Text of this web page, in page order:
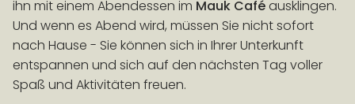
ihn mit einem Abendessen im Mauk Caféausklingen.
Und wenn es Abend wird, müssen Sie nicht sofort
nach Hause - Sie können sich in Ihrer Unterkunft
entspannen und sich auf den nächsten Tag voller
Spaß und Aktivitäten freuen.